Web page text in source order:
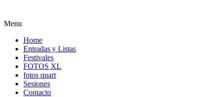
Menu
Home
Entradas y Listas
Festivales
FOTOS XL
fotos quart
Sesiones
Contacto